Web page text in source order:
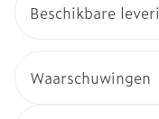
Beschikbare
Waarschuwingen